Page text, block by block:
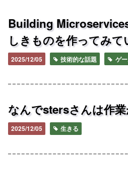
Building
しきものを作ってみて
2025/12/05 技術的な話題 ゲ
なんでstersさんは作
2025/12/05 生きる